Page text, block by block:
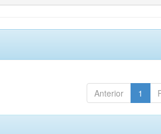
Anterior 1